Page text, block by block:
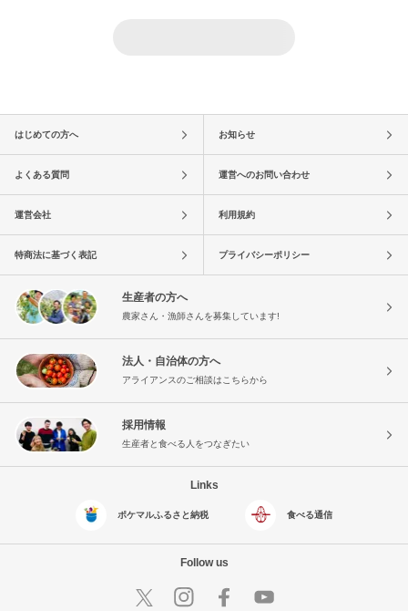
はじめての方へ お知らせ
よくある質問 運営へのお問い合わせ
運営会社 利用規約
特商法に基づく表記 プライバシーポリシー
生産者の方へ
農家さん・漁師さんを募集しています!
法人・自治体の方へ
アライアンスのご相談はこちらから
採用情報
生産者と食べる人をつなぎたい
Links
ポケマルふるさと納税 食べる通信
Follow us